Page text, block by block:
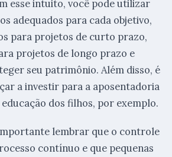
esse intuito, você pode utilizar
adequados para cada objetivo,
para projetos de curto prazo,
projetos de longo prazo e
seu patrimônio. Além disso, é
a investir para a aposentadoria
dos filhos, por exemplo.
lembrar que o controle
contínuo e que pequenas